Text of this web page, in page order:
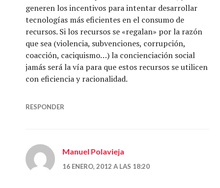
generen los incentivos para intentar desarrollar
tecnologías más eficientes en el consumo de
recursos. Si los recursos se «regalan» por la razón
que sea (violencia, subvenciones, corrupción,
coacción, caciquismo…) la concienciación social
jamás será la vía para que estos recursos se utilicen
con eficiencia y racionalidad.
RESPONDER
Manuel Polavieja
16 ENERO, 2012 A LAS 18:20